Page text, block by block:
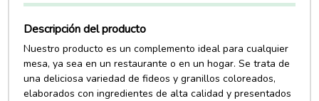
Descripción del producto
Nuestro producto es un complemento ideal para cualquier
mesa, ya sea en un restaurante o en un hogar. Se trata de
una deliciosa variedad de fideos y granillos coloreados,
elaborados con ingredientes de alta calidad y presentados